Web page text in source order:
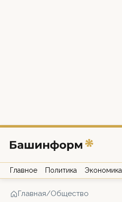
Главное Политика Экономика
Главная/Общество